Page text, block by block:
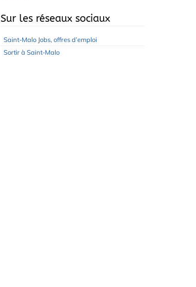
Sur les réseaux sociaux
Saint-Malo Jobs, offres d’emploi
Sortir à Saint-Malo